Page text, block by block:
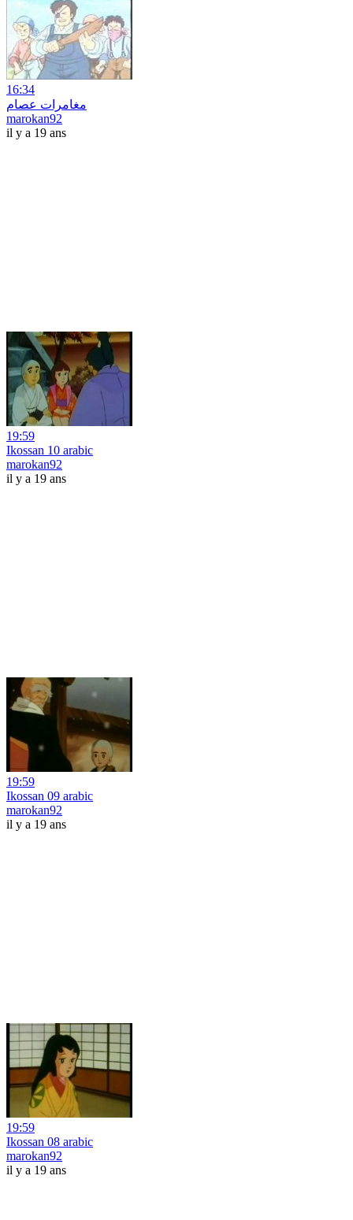
16:34
مغامرات عصام
marokan92
il y a 19 ans
19:59
Ikossan 10 arabic
marokan92
il y a 19 ans
19:59
Ikossan 09 arabic
marokan92
il y a 19 ans
19:59
Ikossan 08 arabic
marokan92
il y a 19 ans